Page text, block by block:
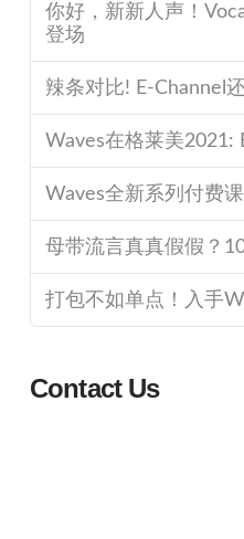
你好，新新人声！
登场
辣条对比! E-Channel
Waves在格莱美2021:
Waves全新系列付费
母带流言真真假假？
打包不如单点！入手
Contact Us